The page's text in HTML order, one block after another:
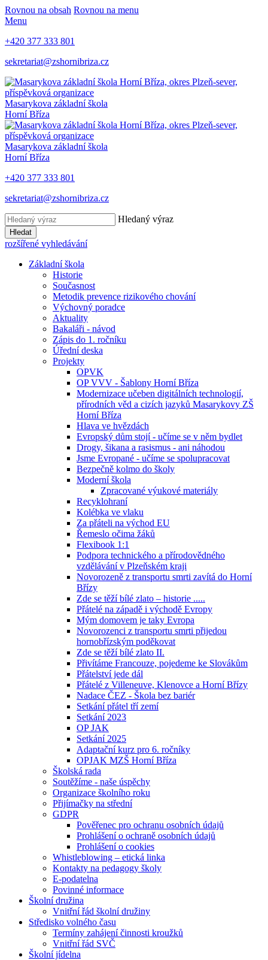
Rovnou na obsah Rovnou na menu
Menu
+420 377 333 801
sekretariat@zshornibriza.cz
Masarykova základní škola
Horní Bříza
Masarykova základní škola
Horní Bříza
+420 377 333 801
sekretariat@zshornibriza.cz
Hledaný výraz
Hledat
rozšířené vyhledávání
Základní škola
Historie
Současnost
Metodik prevence rizikového chování
Výchovný poradce
Aktuality
Bakaláři - návod
Zápis do 1. ročníku
Úřední deska
Projekty
OPVK
OP VVV - Šablony Horní Bříza
Modernizace učeben digitálních technologií,
přírodních věd a cizích jazyků Masarykovy ZŠ
Horní Bříza
Hlava ve hvězdách
Evropský dům stojí - učíme se v něm bydlet
Drogy, šikana a rasismus - ani náhodou
Jsme Evropané - učíme se spolupracovat
Bezpečně kolmo do školy
Moderní škola
Zpracované výukové materiály
Recyklohraní
Kolébka ve vlaku
Za přáteli na východ EU
Řemeslo očima žáků
Flexibook 1:1
Podpora technického a přírodovědného
vzdělávání v Plzeňském kraji
Novorozeně z transportu smrti zavítá do Horní
Břízy
Zde se těží bílé zlato – historie .....
Přátelé na západě i východě Evropy
Mým domovem je taky Evropa
Novorozenci z transportu smrti přijedou
hornobřízským poděkovat
Zde se těží bílé zlato II.
Přivítáme Francouze, pojedeme ke Slovákům
Přátelství jede dál
Přátelé z Villeneuve, Klenovce a Horní Břízy
Nadace ČEZ - Škola bez bariér
Setkání přátel tří zemí
Setkání 2023
OP JAK
Setkání 2025
Adaptační kurz pro 6. ročníky
OPJAK MZŠ Horní Bříza
Školská rada
Soutěžíme - naše úspěchy
Organizace školního roku
Přijímačky na střední
GDPR
Pověřenec pro ochranu osobních údajů
Prohlášení o ochraně osobních údajů
Prohlášení o cookies
Whistleblowing – etická linka
Kontakty na pedagogy školy
E-podatelna
Povinné informace
Školní družina
Vnitřní řád školní družiny
Středisko volného času
Termíny zahájení činnosti kroužků
Vnitřní řád SVČ
Školní jídelna